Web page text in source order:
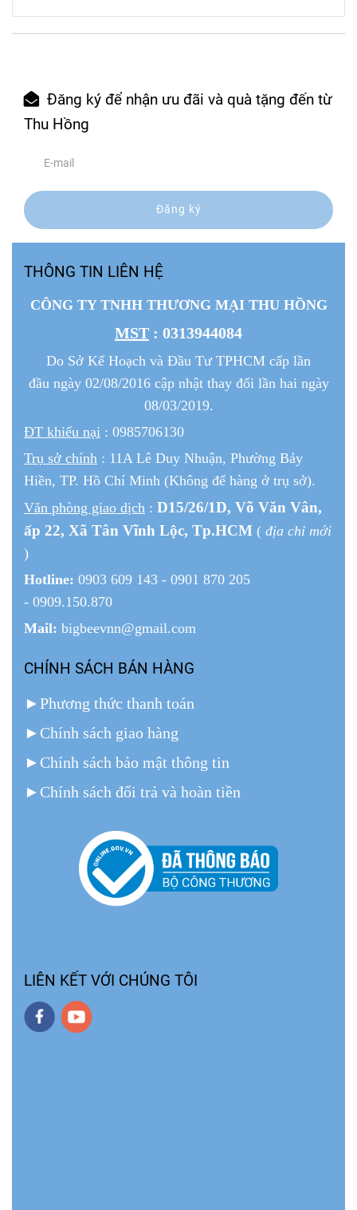
Đăng ký để nhận ưu đãi và quà tặng đến từ
Thu Hồng
Đăng ký
THÔNG TIN LIÊN HỆ
CÔNG TY TNHH THƯƠNG MẠI THU HỒNG
MST : 0313944084
Do Sở Kế Hoạch và Đầu Tư TPHCM cấp lần
đầu ngày 02/08/2016 cập nhật thay đổi lần hai ngày
08/03/2019.
ĐT khiếu nại : 0985706130
Trụ sở chính : 11A Lê Duy Nhuận, Phường Bảy
Hiền, TP. Hồ Chí Minh (Không để hàng ở trụ sở).
Văn phòng giao dịch : D15/26/1D, Võ Văn Vân,
ấp 22, Xã Tân Vĩnh Lộc, Tp.HCM ( địa chỉ mới
)
Hotline: 0903 609 143 - 0901 870 205
- 0909.150.870
Mail: bigbeevnn@gmail.com
CHÍNH SÁCH BÁN HÀNG
►Phương thức thanh toán
► Chính sách giao hàng
► Chính sách bảo mật thông tin
► Chính sách đổi trả và hoàn tiền
LIÊN KẾT VỚI CHÚNG TÔI